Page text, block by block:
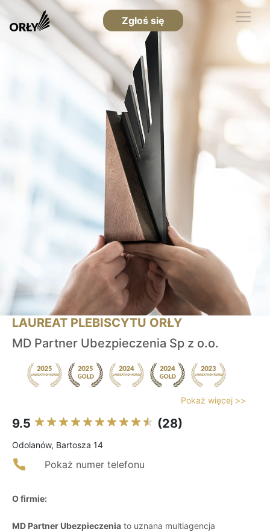
Zgłoś się
LAUREAT PLEBISCYTU ORŁY
MD Partner Ubezpieczenia Sp z o.o.
Pokaż więcej >>
9.5 (28)
Odolanów, Bartosza 14
Pokaż numer telefonu
O firmie:
MD Partner Ubezpieczenia to uznana multiagencja